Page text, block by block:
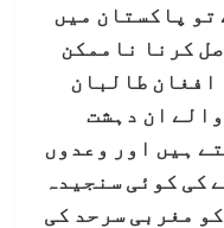
تو پاکستان میں
کرنا ناممکن
افغان طالبان
ان دہشت
ہیں اور وعدوں
کی کوئی سنجیدہ
مغربی سرحد کی